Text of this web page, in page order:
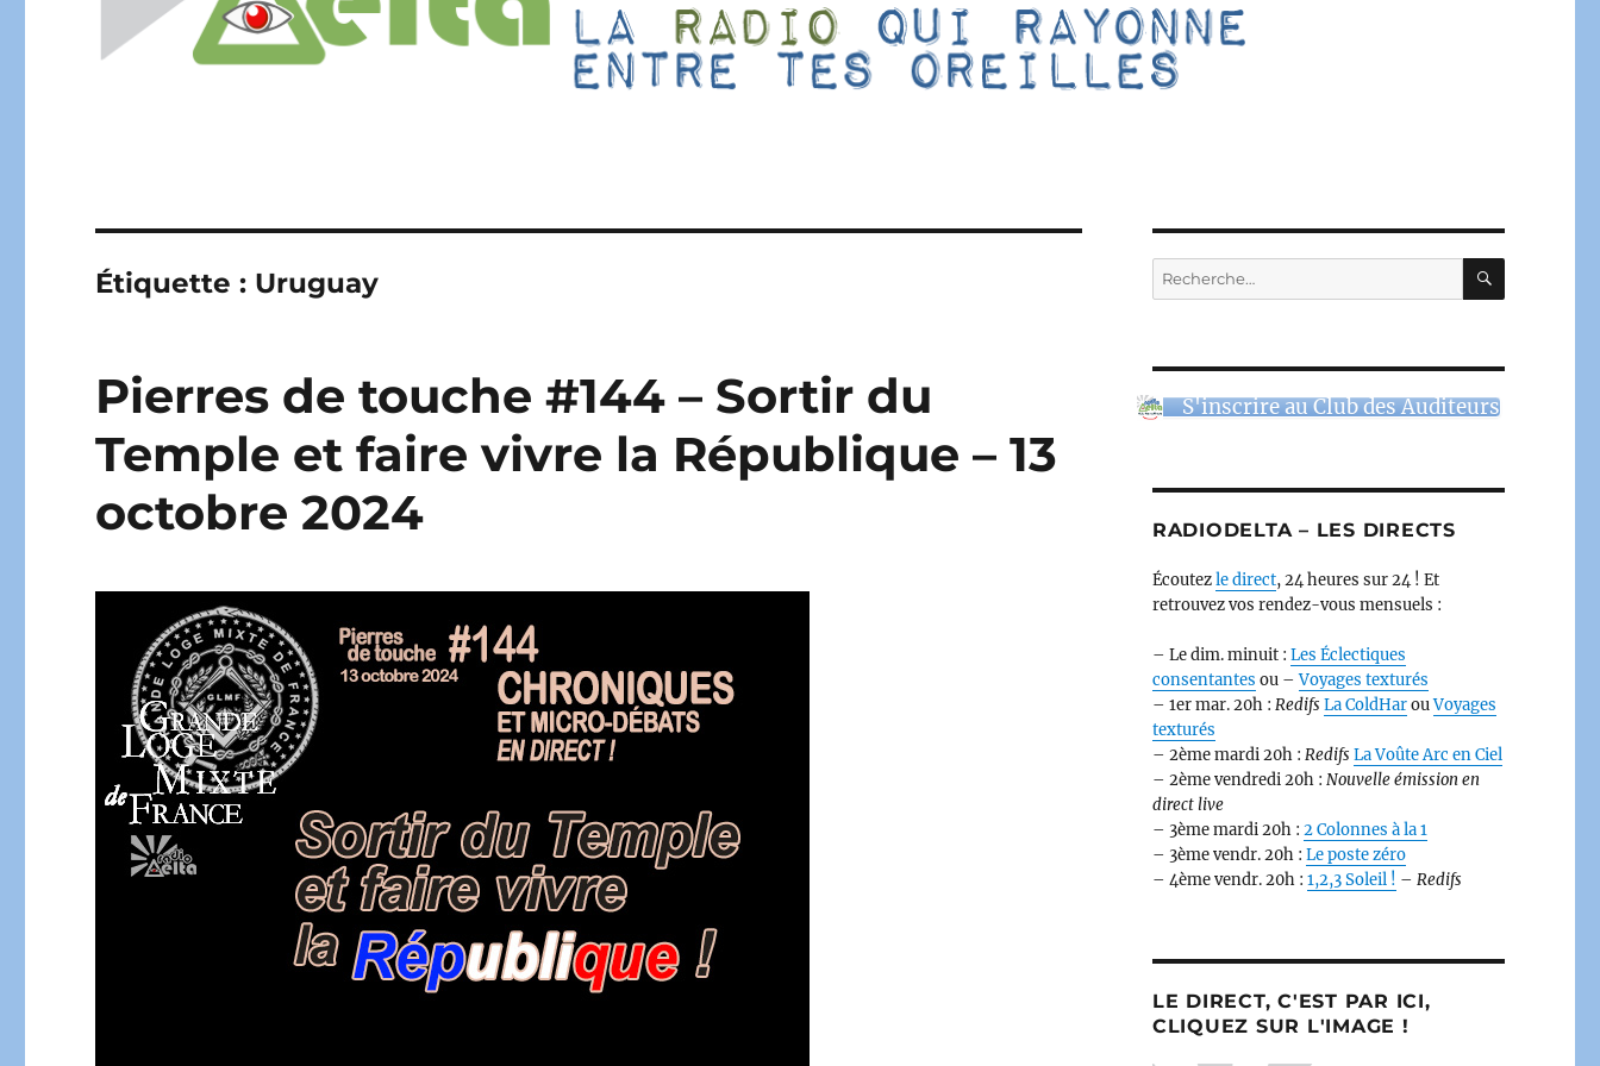
Étiquette : Uruguay
Pierres de touche #144 – Sortir du
Temple et faire vivre la République – 13
octobre 2024
Recherche
pour :
S'inscrire au Club des Auditeurs
RADIODELTA – LES DIRECTS
Écoutezle direct, 24 heures sur 24 ! Et
retrouvez vos rendez-vous mensuels :
– Le dim. minuit : Les Éclectiques
consentantes ou –Voyages texturés
– 1er mar. 20h : Redifs La ColdHarouVoyages
texturés
– 2ème mardi 20h : Redifs La Voûte Arc en Ciel
– 2ème vendredi 20h : Nouvelle émission en
direct live
– 3ème mardi 20h : 2 Colonnes à la 1
– 3ème vendr. 20h : Le poste zéro
– 4ème vendr. 20h : 1,2,3 Soleil ! – Redifs
LE DIRECT, C'EST PAR ICI,
CLIQUEZ SUR L'IMAGE !